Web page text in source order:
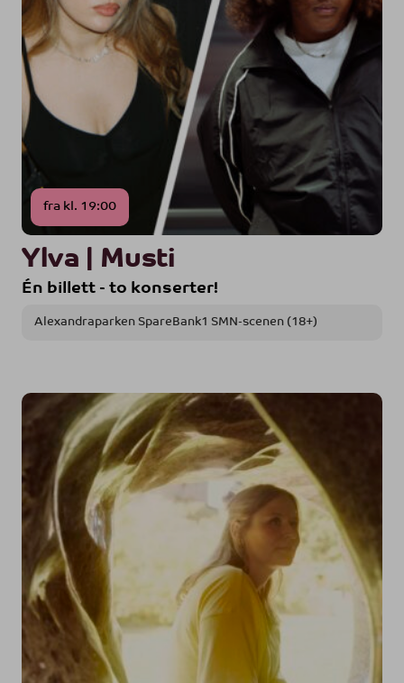
fra kl. 19:00
Ylva | Musti
Én billett - to konserter!
Alexandraparken SpareBank1 SMN-scenen (18+)